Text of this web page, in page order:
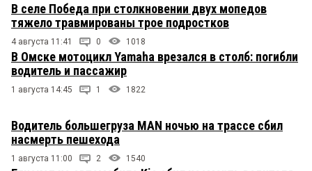
В селе Победа при столкновении двух мопедов
тяжело травмированы трое подростков
4 августа 11:41 0 1018
В Омске мотоцикл Yamaha врезался в столб: погибли
водитель и пассажир
1 августа 14:45 1 1822
Водитель большегруза MAN ночью на трассе сбил
насмерть пешехода
1 августа 11:00 2 1540